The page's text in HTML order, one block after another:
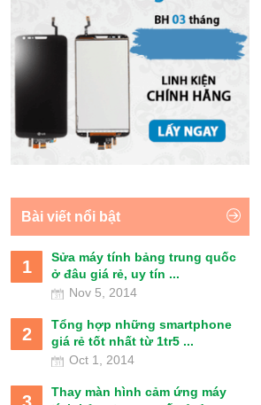
Bài viết nổi bật
1
Sửa máy tính bảng trung quốc
ở đâu giá rẻ, uy tín ...
Nov 5, 2014
2
Tổng hợp những smartphone
giá rẻ tốt nhất từ 1tr5 ...
Oct 1, 2014
3
Thay màn hình cảm ứng máy